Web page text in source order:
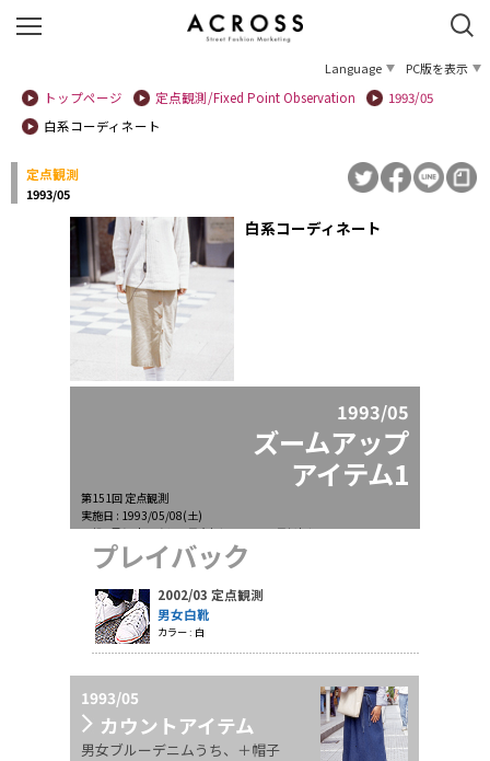
Language
PC版を表示
トップページ
定点観測/Fixed Point Observation
1993/05
白系コーディネート
定点観測
1993/05
白系コーディネート
1993/05
ズームアップ
アイテム1
第151回 定点観測
実施日 : 1993/05/08(土)
天候 : 曇り時々晴れ、最高気温19.7℃、最低気温13.7℃
プレイバック
2002/03 定点観測
男女白靴
カラー : 白
1993/05
カウントアイテム
男女ブルーデニムうち、＋帽子